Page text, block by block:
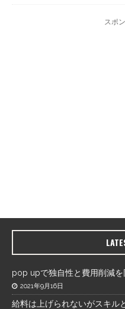
スポ
pop upで独自性と費用削減を
2021年9月16日
給料は上げられないがスキル